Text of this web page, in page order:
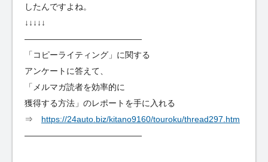
したんですよね。
↓↓↓↓↓
——————————————
「コピーライティング」に関する
アンケートに答えて、
「メルマガ読者を効率的に
獲得する方法」のレポートを手に入れる
⇒ https://24auto.biz/kitano9160/touroku/thread297.htm
——————————————